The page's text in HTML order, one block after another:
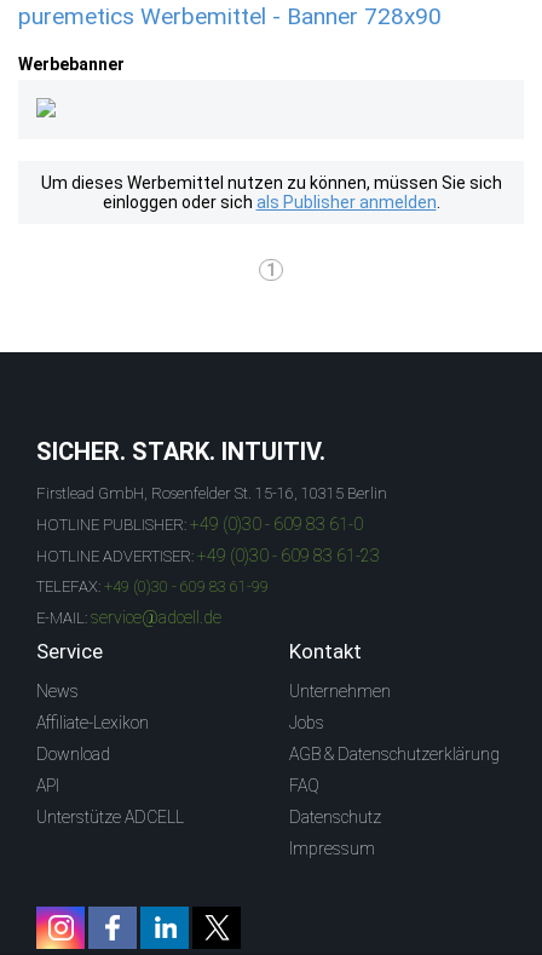
puremetics Werbemittel - Banner 728x90
Werbebanner
Um dieses Werbemittel nutzen zu können, müssen Sie sich
einloggen oder sich als Publisher anmelden
1
SICHER. STARK. INTUITIV.
Firstlead GmbH, Rosenfelder St. 15-16, 10315 Berlin
HOTLINE PUBLISHER: +49 (0)30 - 609 83 61-0
HOTLINE ADVERTISER: +49 (0)30 - 609 83 61-23
TELEFAX: +49 (0)30 - 609 83 61-99
E-MAIL: service@adcell.de
Service
News
Affiliate-Lexikon
Download
API
Unterstütze ADCELL
Kontakt
Unternehmen
Jobs
AGB & Datenschutzerklärung
FAQ
Datenschutz
Impressum